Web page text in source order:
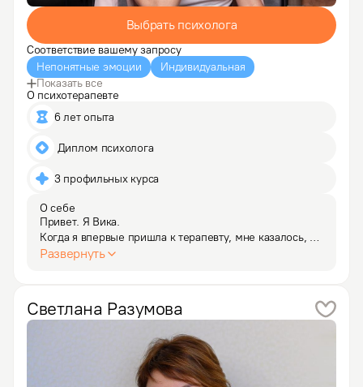
Выбрать психолога
Соответствие вашему запросу
Непонятные эмоции
Индивидуальная
Показать все
О психотерапевте
6 лет опыта
Диплом психолога
3 профильных курса
О себе
Привет. Я Вика.
Когда я впервые пришла к терапевту, мне казалось,
что я разучилась дышать. В груди – камень, в голове
Развернуть
Светлана Разумова